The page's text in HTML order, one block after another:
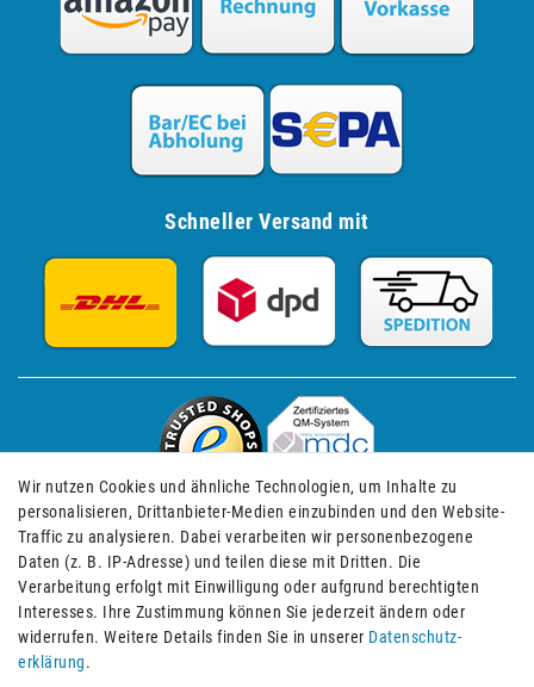
Schneller Versand mit
Impressum Daten­schutz­erklärung AGB
Wir nutzen Cookies und ähnliche Technologien, um Inhalte zu
personalisieren, Drittanbieter-Medien einzubinden und den Website-
Traffic zu analysieren. Dabei verarbeiten wir personenbezogene
Daten (z. B. IP-Adresse) und teilen diese mit Dritten. Die
Verarbeitung erfolgt mit Einwilligung oder aufgrund berechtigten
Interesses. Ihre Zustimmung können Sie jederzeit ändern oder
widerrufen. Weitere Details finden Sie in unserer Daten­schutz­
erklärung.